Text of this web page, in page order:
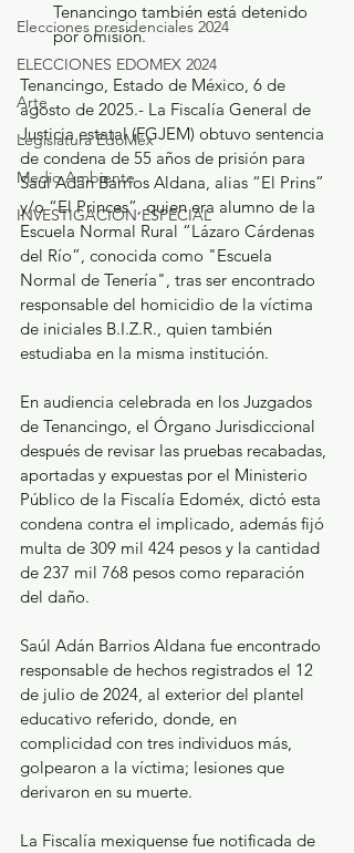
Elecciones presidenciales 2024
ELECCIONES EDOMEX 2024
Arte
Legislatura EdoMéx
Medio Ambiente
INVESTIGACIÓN ESPECIAL
Tenancingo también está detenido
por omisión.
Tenancingo, Estado de México, 6 de
agosto de 2025.- La Fiscalía General de
Justicia estatal (FGJEM) obtuvo sentencia
de condena de 55 años de prisión para
Saúl Adán Barrios Aldana, alias “El Prins”
y/o “El Princes”, quien era alumno de la
Escuela Normal Rural “Lázaro Cárdenas
del Río”, conocida como "Escuela
Normal de Tenería", tras ser encontrado
responsable del homicidio de la víctima
de iniciales B.I.Z.R., quien también
estudiaba en la misma institución.
En audiencia celebrada en los Juzgados
de Tenancingo, el Órgano Jurisdiccional
después de revisar las pruebas recabadas,
aportadas y expuestas por el Ministerio
Público de la Fiscalía Edoméx, dictó esta
condena contra el implicado, además fijó
multa de 309 mil 424 pesos y la cantidad
de 237 mil 768 pesos como reparación
del daño.
Saúl Adán Barrios Aldana fue encontrado
responsable de hechos registrados el 12
de julio de 2024, al exterior del plantel
educativo referido, donde, en
complicidad con tres individuos más,
golpearon a la víctima; lesiones que
derivaron en su muerte.
La Fiscalía mexiquense fue notificada de